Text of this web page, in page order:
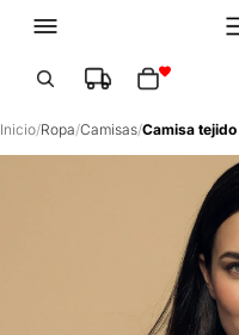
Inicio/Ropa/Camisas/